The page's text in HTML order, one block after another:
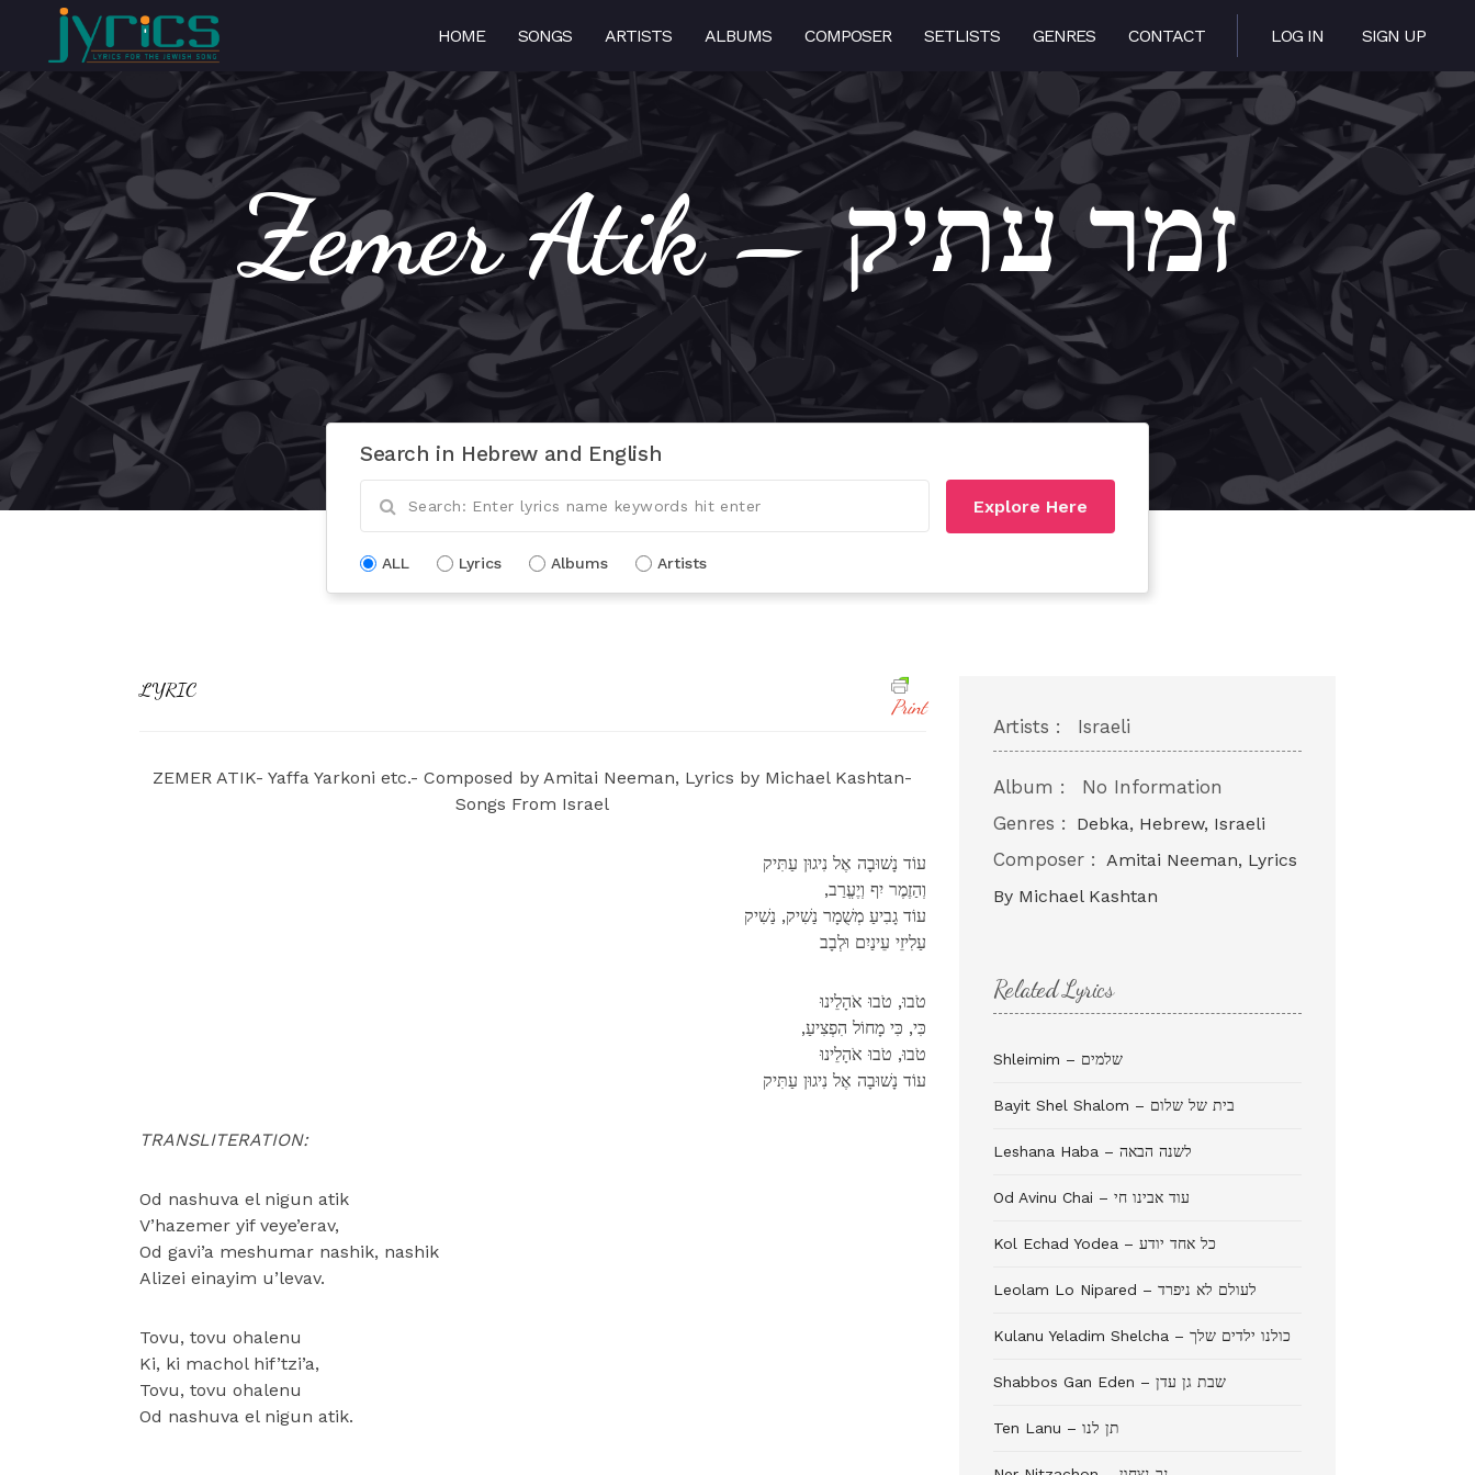
HOME SONGS ARTISTS ALBUMS COMPOSER SETLISTS GENRES CONTACT LOG IN SIGN UP
Zemer Atik – זמר עתיק
Search in Hebrew and English
Explore Here
ALL Lyrics Albums Artists
LYRIC
Print
ZEMER ATIK- Yaffa Yarkoni etc.- Composed by Amitai Neeman, Lyrics by Michael Kashtan-
Songs From Israel
עוֹד נָשׁוּבָה אֶל נִיגוּן עַתִּיק
,וְהַזֶמֶר יִף וְיֶעֱרַב
עוֹד גָבִיעַ מְשֻׁמָר נַשִׁיק, נַשִׁיק
עַלִיזֵי עֵינַיִם וּלְבָב
טֹבוּ, טֹבוּ אֹהָלֵינוּ
,כִּי, כִּי מָחוֹל הִפְצִיעַ
טֹבוּ, טֹבוּ אֹהָלֵינוּ
עוֹד נָשׁוּבָה אֶל נִיגוּן עַתִּיק
TRANSLITERATION:
Od nashuva el nigun atik
V’hazemer yif veye’erav,
Od gavi’a meshumar nashik, nashik
Alizei einayim u’levav.
Tovu, tovu ohalenu
Ki, ki machol hif’tzi’a,
Tovu, tovu ohalenu
Od nashuva el nigun atik.
Artists : Israeli
Album :
No Information
Genres :
Debka, Hebrew, Israeli
Composer :
Amitai Neeman, Lyrics
By Michael Kashtan
Related Lyrics
Shleimim – שלמים
Bayit Shel Shalom – בית של שלום
Leshana Haba – לשנה הבאה
Od Avinu Chai – עוד אבינו חי
Kol Echad Yodea – כל אחד יודע
Leolam Lo Nipared – לעולם לא ניפרד
Kulanu Yeladim Shelcha – כולנו ילדים שלך
Shabbos Gan Eden – שבת גן עדן
Ten Lanu – תן לנו